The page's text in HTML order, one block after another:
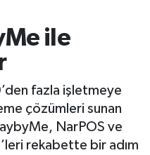
ile
fazla işletmeye
çözümleri sunan
NarPOS ve
rekabette bir adım